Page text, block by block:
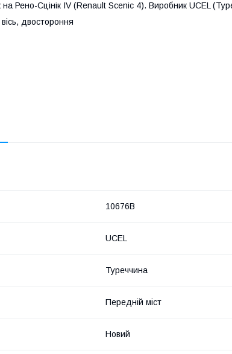
Рено-Сцінік IV (Renault Scenic 4). Виробник UCEL
двостороння
10676B
UCEL
Туреччина
Передній міст
Новий